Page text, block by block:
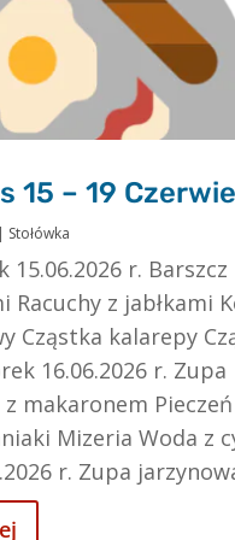
15 – 19
Stołówka
15.06.2026 r. Barszcz
Racuchy z jabłkami
Cząstka kalarepy
16.06.2026 r. Zupa
makaronem
Mizeria Woda z
r. Zupa